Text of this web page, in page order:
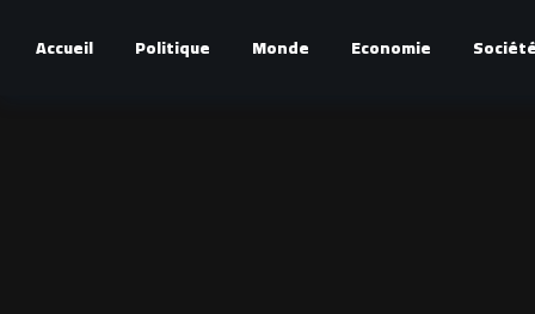
Accueil Politique Monde Economie Société